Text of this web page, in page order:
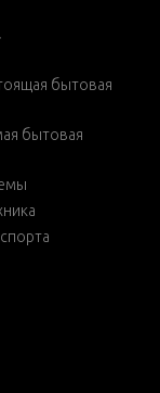
бытовая
бытовая